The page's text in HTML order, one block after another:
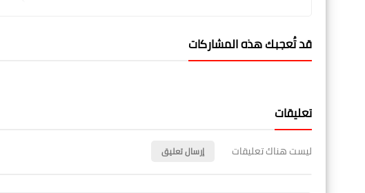
قد تُعجبك هذه المشاركات
تعليقات
ليست هناك تعليقات إرسال تعليق